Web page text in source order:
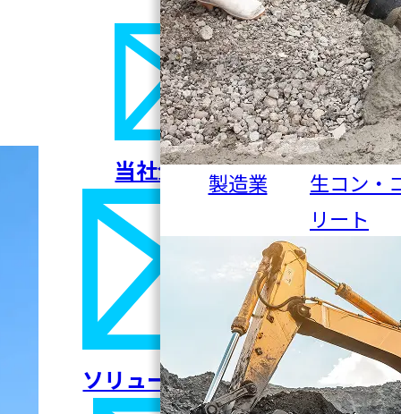
製造業
生コン・
リート
一覧へ戻る
当社全般について
ソリューションについて